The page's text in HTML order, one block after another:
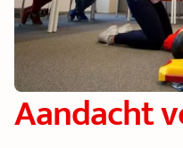
Aandacht